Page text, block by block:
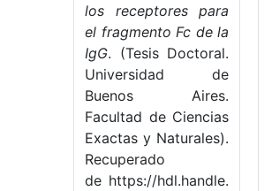
los receptores para
el fragmento Fc de la
IgG. (Tesis Doctoral.
Universidad de
Buenos Aires.
Facultad de Ciencias
Exactas y Naturales).
Recuperado
de https://hdl.handle.